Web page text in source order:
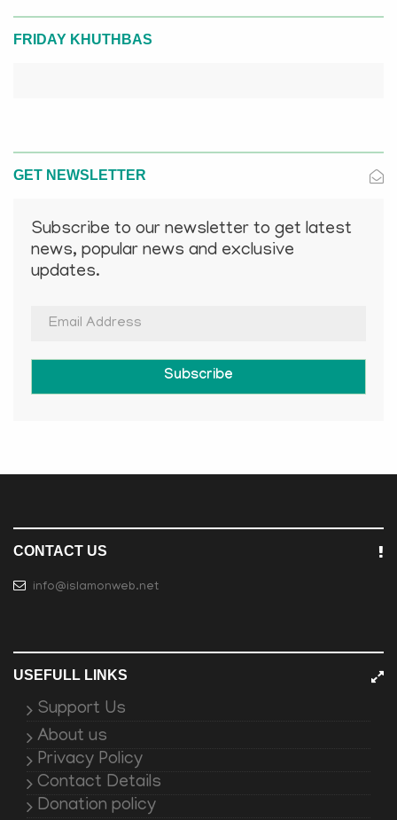
FRIDAY KHUTHBAS
GET NEWSLETTER
Subscribe to our newsletter to get latest
news, popular news and exclusive
updates.
Subscribe
CONTACT US
info@islamonweb.net
USEFULL LINKS
Support Us
About us
Privacy Policy
Contact Details
Donation policy